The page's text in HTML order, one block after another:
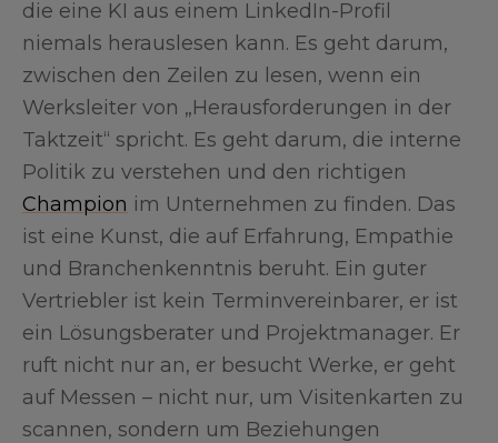
die eine KI aus einem LinkedIn-Profil
niemals herauslesen kann. Es geht darum,
zwischen den Zeilen zu lesen, wenn ein
Werksleiter von „Herausforderungen in der
Taktzeit“ spricht. Es geht darum, die interne
Politik zu verstehen und den richtigen
Champion im Unternehmen zu finden. Das
ist eine Kunst, die auf Erfahrung, Empathie
und Branchenkenntnis beruht. Ein guter
Vertriebler ist kein Terminvereinbarer, er ist
ein Lösungsberater und Projektmanager. Er
ruft nicht nur an, er besucht Werke, er geht
auf Messen – nicht nur, um Visitenkarten zu
scannen, sondern um Beziehungen